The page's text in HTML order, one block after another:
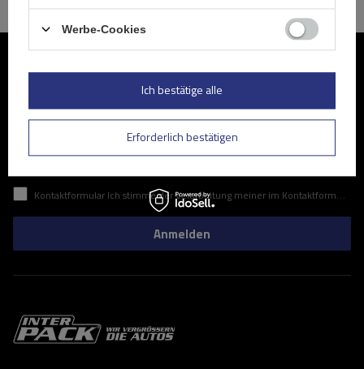
Werden Sie Mitglied
Abonnieren Sie unseren Newsletter, um regelmäßig über
Neuigkeiten und Sonderangebote informiert zu werden.
Geben Sie Ihre E-Mail
Kontaktformular Ich stimme der Verarbeitung meiner im Kontaktformular enthaltenen personenbezogenen Daten gemäß der Verordnung (EU) des Europäischen Parlaments und des Rates zu.
Anmelden
Werbe-Cookies
Erforderlich bestätigen
Ich bestätige alle